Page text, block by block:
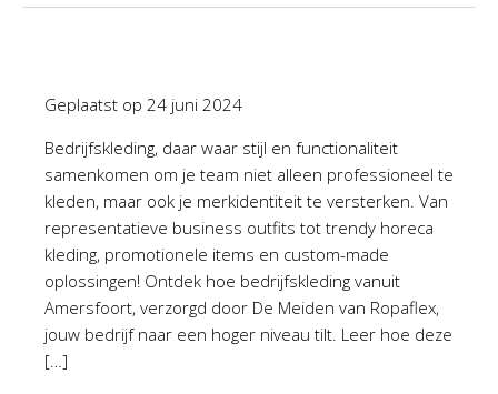
Geplaatst op 24 juni 2024
Bedrijfskleding, daar waar stijl en functionaliteit
samenkomen om je team niet alleen professioneel te
kleden, maar ook je merkidentiteit te versterken. Van
representatieve business outfits tot trendy horeca
kleding, promotionele items en custom-made
oplossingen! Ontdek hoe bedrijfskleding vanuit
Amersfoort, verzorgd door De Meiden van Ropaflex,
jouw bedrijf naar een hoger niveau tilt. Leer hoe deze
[…]